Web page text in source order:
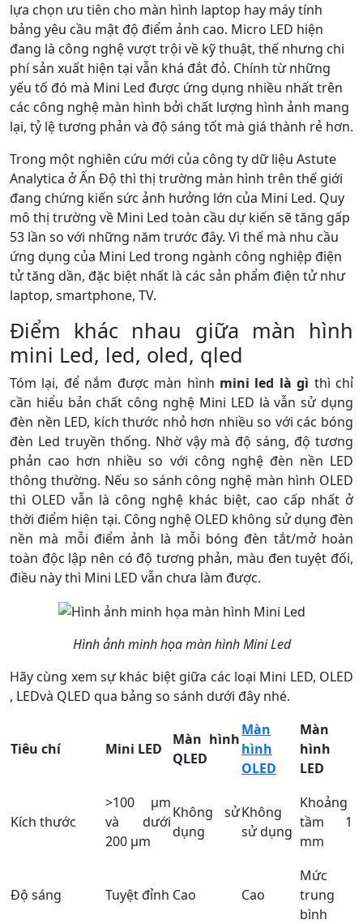
lựa chọn ưu tiên cho màn hình laptop hay máy tính
bảng yêu cầu mật độ điểm ảnh cao. Micro LED hiện
đang là công nghệ vượt trội về kỹ thuật, thế nhưng chi
phí sản xuất hiện tại vẫn khá đắt đỏ. Chính từ những
yếu tố đó mà Mini Led được ứng dụng nhiều nhất trên
các công nghệ màn hình bởi chất lượng hình ảnh mang
lại, tỷ lệ tương phản và độ sáng tốt mà giá thành rẻ hơn.
Trong một nghiên cứu mới của công ty dữ liệu Astute
Analytica ở Ấn Độ thì thị trường màn hình trên thế giới
đang chứng kiến sức ảnh hưởng lớn của Mini Led. Quy
mô thị trường về Mini Led toàn cầu dự kiến sẽ tăng gấp
53 lần so với những năm trước đây. Vì thế mà nhu cầu
ứng dụng của Mini Led trong ngành công nghiệp điện
tử tăng dần, đặc biệt nhất là các sản phẩm điện tử như
laptop, smartphone, TV.
Điểm khác nhau giữa màn hình
mini Led, led, oled, qled
Tóm lại, để nắm được màn hình mini led là gì thì chỉ
cần hiểu bản chất công nghệ Mini LED là vẫn sử dụng
đèn nền LED, kích thước nhỏ hơn nhiều so với các bóng
đèn Led truyền thống. Nhờ vậy mà độ sáng, độ tương
phản cao hơn nhiều so với công nghệ đèn nền LED
thông thường. Nếu so sánh công nghệ màn hình OLED
thì OLED vẫn là công nghệ khác biệt, cao cấp nhất ở
thời điểm hiện tại. Công nghệ OLED không sử dụng đèn
nền mà mỗi điểm ảnh là mỗi bóng đèn tắt/mở hoàn
toàn độc lập nên có độ tương phản, màu đen tuyệt đối,
điều này thì Mini LED vẫn chưa làm được.
Hình ảnh minh họa màn hình Mini Led
Hãy cùng xem sự khác biệt giữa các loại Mini LED, OLED
, LEDvà QLED qua bảng so sánh dưới đây nhé.
Tiêu chí Mini LED
Màn hình
QLED
Màn
hình
OLED
Màn
hình
LED
Kích thước
>100 µm
và dưới
200 µm
Không sử
dụng
Không
sử dụng
Khoảng
tầm 1
mm
Độ sáng Tuyệt đỉnh Cao Cao
Mức
trung
bình